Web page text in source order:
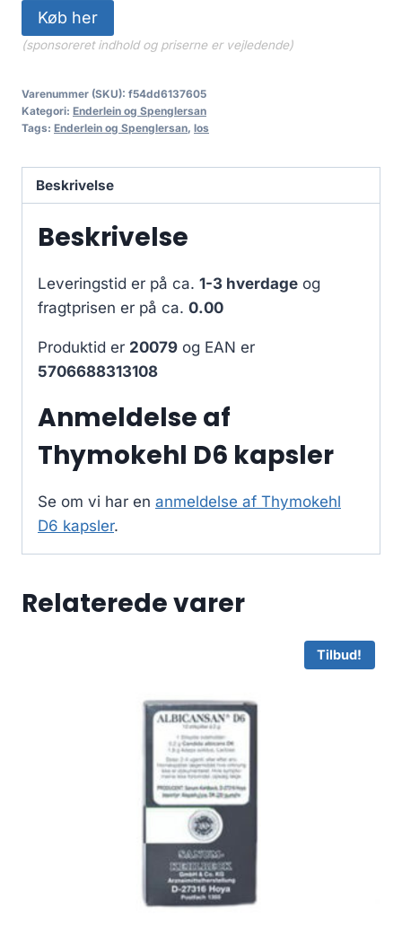
Køb her
(sponsoreret indhold og priserne er vejledende)
Varenummer (SKU): f54dd6137605
Kategori: Enderlein og Spenglersan
Tags: Enderlein og Spenglersan, los
Beskrivelse
Beskrivelse
Leveringstid er på ca. 1-3 hverdage og
fragtprisen er på ca. 0.00
Produktid er 20079 og EAN er
5706688313108
Anmeldelse af
Thymokehl D6 kapsler
Se om vi har en anmeldelse af Thymokehl
D6 kapsler.
Relaterede varer
Tilbud!